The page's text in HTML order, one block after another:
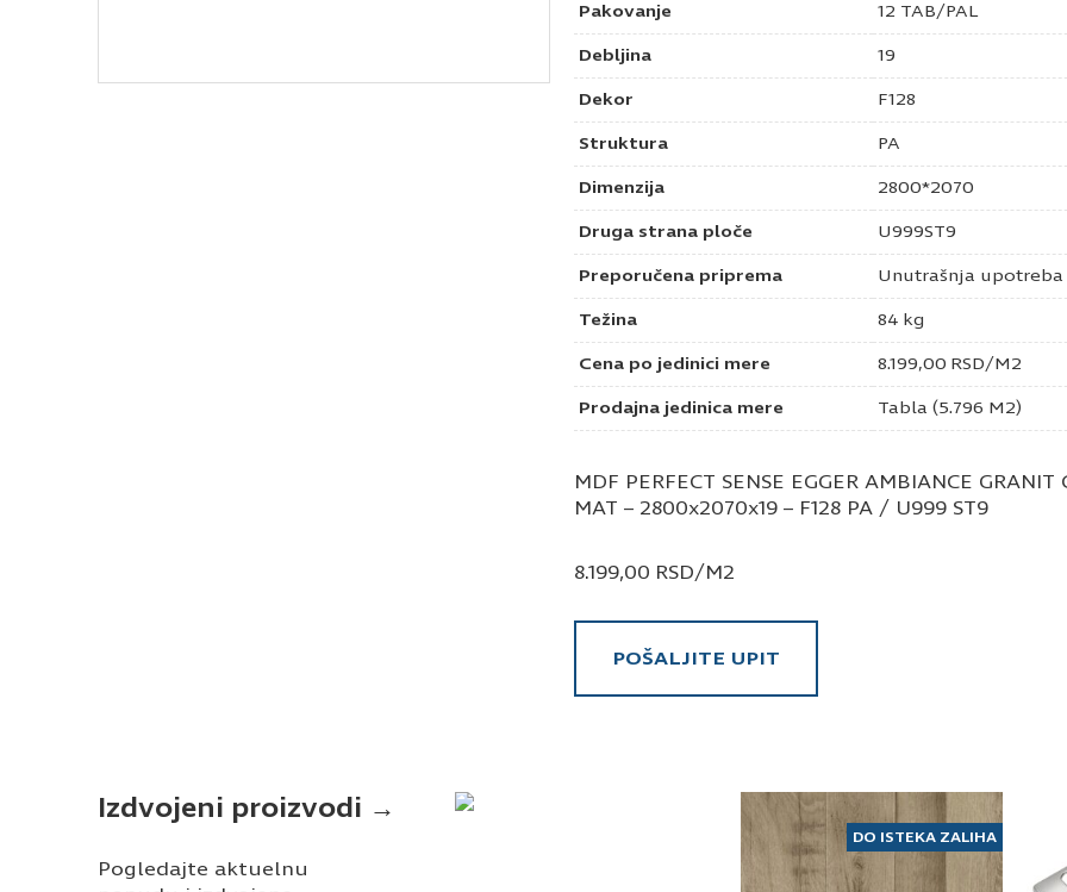
Pakovanje 12 TAB/PAL
Debljina 19
Dekor F128
Struktura PA
Dimenzija 2800*2070
Druga strana ploče U999ST9
Preporučena priprema Unutrašnja upotreba
Težina 84 kg
Cena po jedinici mere 8.199,00 RSD/M2
Prodajna jedinica mere Tabla (5.796 M2)
MDF PERFECT SENSE EGGER AMBIANCE GRANIT
MAT – 2800x2070x19 – F128 PA / U999 ST9
8.199,00 RSD/M2
POŠALJITE UPIT
Ime i prezime
Izdvojeni proizvodi →
Pogledajte aktuelnu
DO ISTEKA ZALIHA